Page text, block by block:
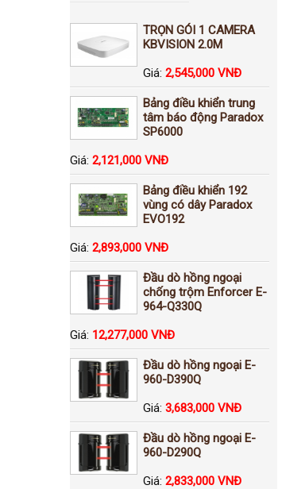
TRỌN GÓI 1 CAMERA
KBVISION 2.0M
Giá: 2,545,000 VNĐ
Bảng điều khiển trung
tâm báo động Paradox
SP6000
Giá: 2,121,000 VNĐ
Bảng điều khiển 192
vùng có dây Paradox
EVO192
Giá: 2,893,000 VNĐ
Đầu dò hồng ngoại
chống trộm Enforcer E-
964-Q330Q
Giá: 12,277,000 VNĐ
Đầu dò hồng ngoại E-
960-D390Q
Giá: 3,683,000 VNĐ
Đầu dò hồng ngoại E-
960-D290Q
Giá: 2,833,000 VNĐ